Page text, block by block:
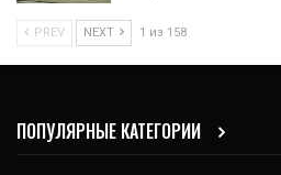
PREV NEXT 1 из 158
ПОПУЛЯРНЫЕ КАТЕГОРИИ